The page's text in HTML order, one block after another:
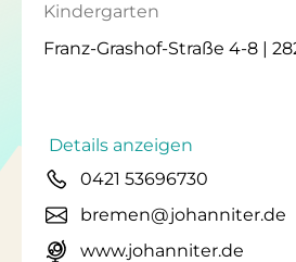
Kindergarten
Franz-Grashof-Straße 4-8 |
Details anzeigen
0421 53696730
bremen@johanniter.de
www.johanniter.de